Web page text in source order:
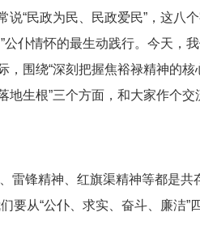
“民政为民、民政爱民”，这八
仆情怀的最生动践行。今天，
围绕“深刻把握焦裕禄精神的核
生根”三个方面，和大家作个交
雷锋精神、红旗渠精神等都是共
要从“公仆、求实、奋斗、廉洁”